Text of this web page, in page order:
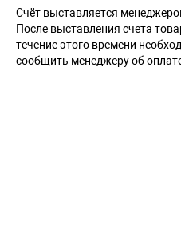
Счёт выставляется
После выставления счета
течение этого времени
сообщить менеджеру об